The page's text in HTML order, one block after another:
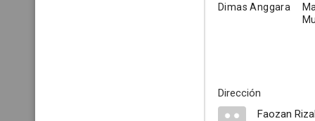
Dimas Anggara
Dirección
Faozan